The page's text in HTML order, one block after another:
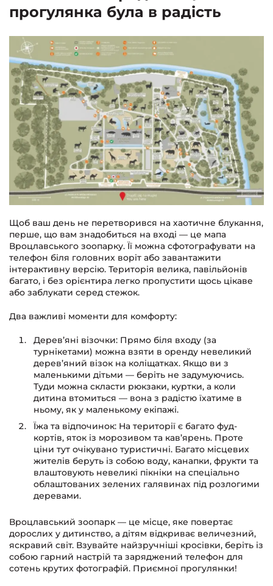
прогулянка була в радість
Щоб ваш день не перетворився на хаотичне блукання,
перше, що вам знадобиться на вході — це мапа
Вроцлавського зоопарку. Її можна сфотографувати на
телефон біля головних воріт або завантажити
інтерактивну версію. Територія велика, павільйонів
багато, і без орієнтира легко пропустити щось цікаве
або заблукати серед стежок.
Два важливі моменти для комфорту:
Дерев’яні візочки: Прямо біля входу (за
турнікетами) можна взяти в оренду невеликий
дерев’яний візок на коліщатках. Якщо ви з
маленькими дітьми — беріть не задумуючись.
Туди можна скласти рюкзаки, куртки, а коли
дитина втомиться — вона з радістю їхатиме в
ньому, як у маленькому екіпажі.
Їжа та відпочинок: На території є багато фуд-
кортів, яток із морозивом та кав’ярень. Проте
ціни тут очікувано туристичні. Багато місцевих
жителів беруть із собою воду, канапки, фрукти та
влаштовують невеликі пікніки на спеціально
облаштованих зелених галявинах під розлогими
деревами.
Вроцлавський зоопарк — це місце, яке повертає
дорослих у дитинство, а дітям відкриває величезний,
яскравий світ. Взувайте найзручніші кросівки, беріть із
собою гарний настрій та заряджений телефон для
сотень крутих фотографій. Приємної прогулянки!